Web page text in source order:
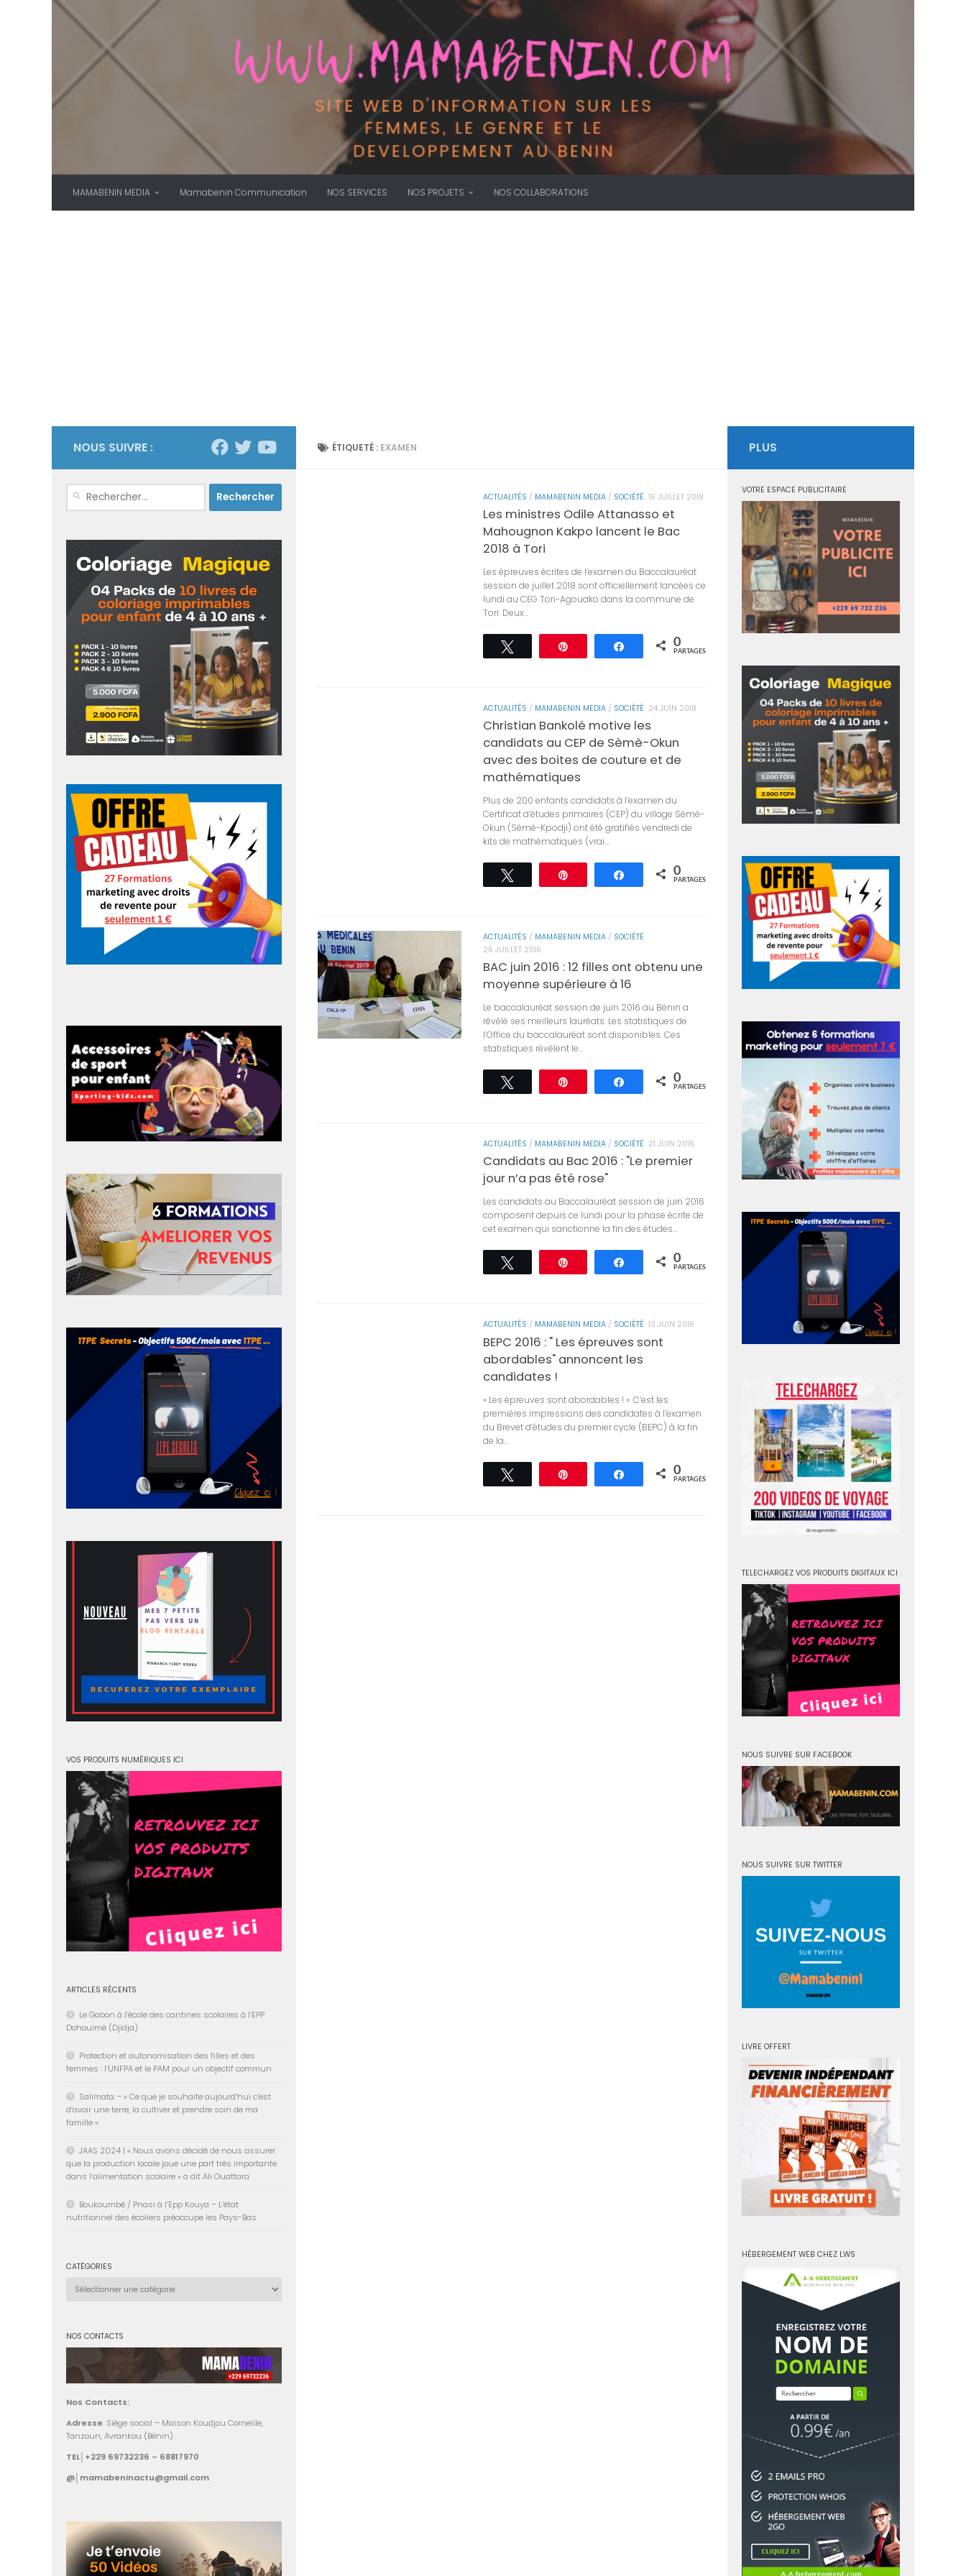
Skip to content
MAMABENIN MEDIA Mamabenin Communication NOS SERVICES NOS PROJETS NOS COLLABORATIONS
ÉTIQUETÉ : EXAMEN
ACTUALITÉS / MAMABENIN MEDIA / SOCIÉTÉ 16 JUILLET 2018
Les ministres Odile Attanasso et
Mahougnon Kakpo lancent le Bac
2018 à Tori
Les épreuves écrites de l’examen du Baccalauréat
session de juillet 2018 sont officiellement lancées ce
lundi au CEG Tori-Agouako dans la commune de
Tori. Deux...
Partagez 0
PARTAGES
ACTUALITÉS / MAMABENIN MEDIA / SOCIÉTÉ 24 JUIN 2018
Christian Bankolé motive les
candidats au CEP de Sèmè-Okun
avec des boites de couture et de
mathématiques
Plus de 200 enfants candidats à l’examen du
Certificat d’études primaires (CEP) du village Sèmè-
Okun (Sèmè-Kpodji) ont été gratifiés vendredi de
kits de mathématiques (vrai...
Partagez 0
PARTAGES
ACTUALITÉS / MAMABENIN MEDIA / SOCIÉTÉ
26 JUILLET 2016
BAC juin 2016 : 12 filles ont obtenu une
moyenne supérieure à 16
Le baccalauréat session de juin 2016 au Bénin a
révélé ses meilleurs lauréats. Les statistiques de
l’Office du baccalauréat sont disponibles. Ces
statistiques révèlent le...
Partagez 0
PARTAGES
ACTUALITÉS / MAMABENIN MEDIA / SOCIÉTÉ 21 JUIN 2016
Candidats au Bac 2016 : "Le premier
jour n’a pas été rose"
Les candidats au Baccalauréat session de juin 2016
composent depuis ce lundi pour la phase écrite de
cet examen qui sanctionne la fin des études...
Partagez 0
PARTAGES
ACTUALITÉS / MAMABENIN MEDIA / SOCIÉTÉ 13 JUIN 2016
BEPC 2016 : " Les épreuves sont
abordables" annoncent les
candidates !
« Les épreuves sont abordables ! ». C’est les
premières impressions des candidates à l’examen
du Brevet d’études du premier cycle (BEPC) à la fin
de la...
Partagez 0
PARTAGES
NOUS SUIVRE :
Rechercher :
VOS PRODUITS NUMÉRIQUES ICI
ARTICLES RÉCENTS
Le Gabon à l’école des cantines scolaires à l’EPP
Dohouimè (Djidja)
Protection et autonomisation des filles et des
femmes : l’UNFPA et le PAM pour un objectif commun
Salimata – « Ce que je souhaite aujourd’hui c’est
d’avoir une terre, la cultiver et prendre soin de ma
famille »
JAAS 2024 | « Nous avons décidé de nous assurer
que la production locale joue une part très importante
dans l’alimentation scolaire » a dit Ali Ouattara
Boukoumbé / Pnasi à l’Epp Kouya – L’état
nutritionnel des écoliers préoccupe les Pays-Bas
CATÉGORIES
Catégories
NOS CONTACTS
Nos Contacts:
Adresse: Siège social – Maison Koudjou Corneille,
Tanzoun, Avrankou (Bénin).
TEL│+229 69732236 – 68817970
@│mamabeninactu@gmail.com
PLUS
VOTRE ESPACE PUBLICITAIRE
TELECHARGEZ VOS PRODUITS DIGITAUX ICI
NOUS SUIVRE SUR FACEBOOK
NOUS SUIVRE SUR TWITTER
LIVRE OFFERT
HÉBERGEMENT WEB CHEZ LWS